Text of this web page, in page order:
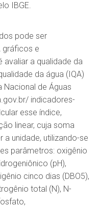
IBGE.
pode ser
gráficos e
avaliar a qualidade da
da água (IQA)
Nacional de Águas
indicadores-
esse índice,
linear, cuja soma
unidade, utilizando-se
parâmetros: oxigênio
(pH),
cinco dias (DBO5),
total (N), N-